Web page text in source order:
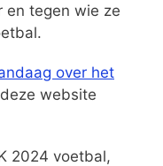
en tegen wie ze
over het
website
2024 voetbal,